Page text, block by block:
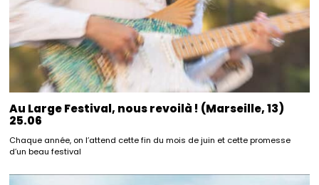
Au Large Festival, nous revoilà ! (Marseille, 13)
25.06
Chaque année, on l’attend cette fin du mois de juin et cette promesse
d’un beau festival